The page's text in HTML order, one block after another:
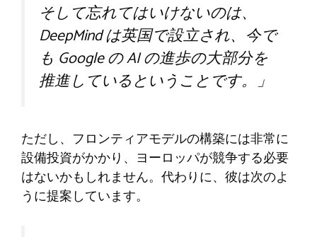
そして忘れてはいけないのは、
DeepMind は英国で設立され、今で
も Google の AI の進歩の大部分を
推進しているということです。」
ただし、フロンティアモデルの構築には非常に
設備投資がかかり、ヨーロッパが競争する必要
はないかもしれません。代わりに、彼は次のよ
うに提案しています。